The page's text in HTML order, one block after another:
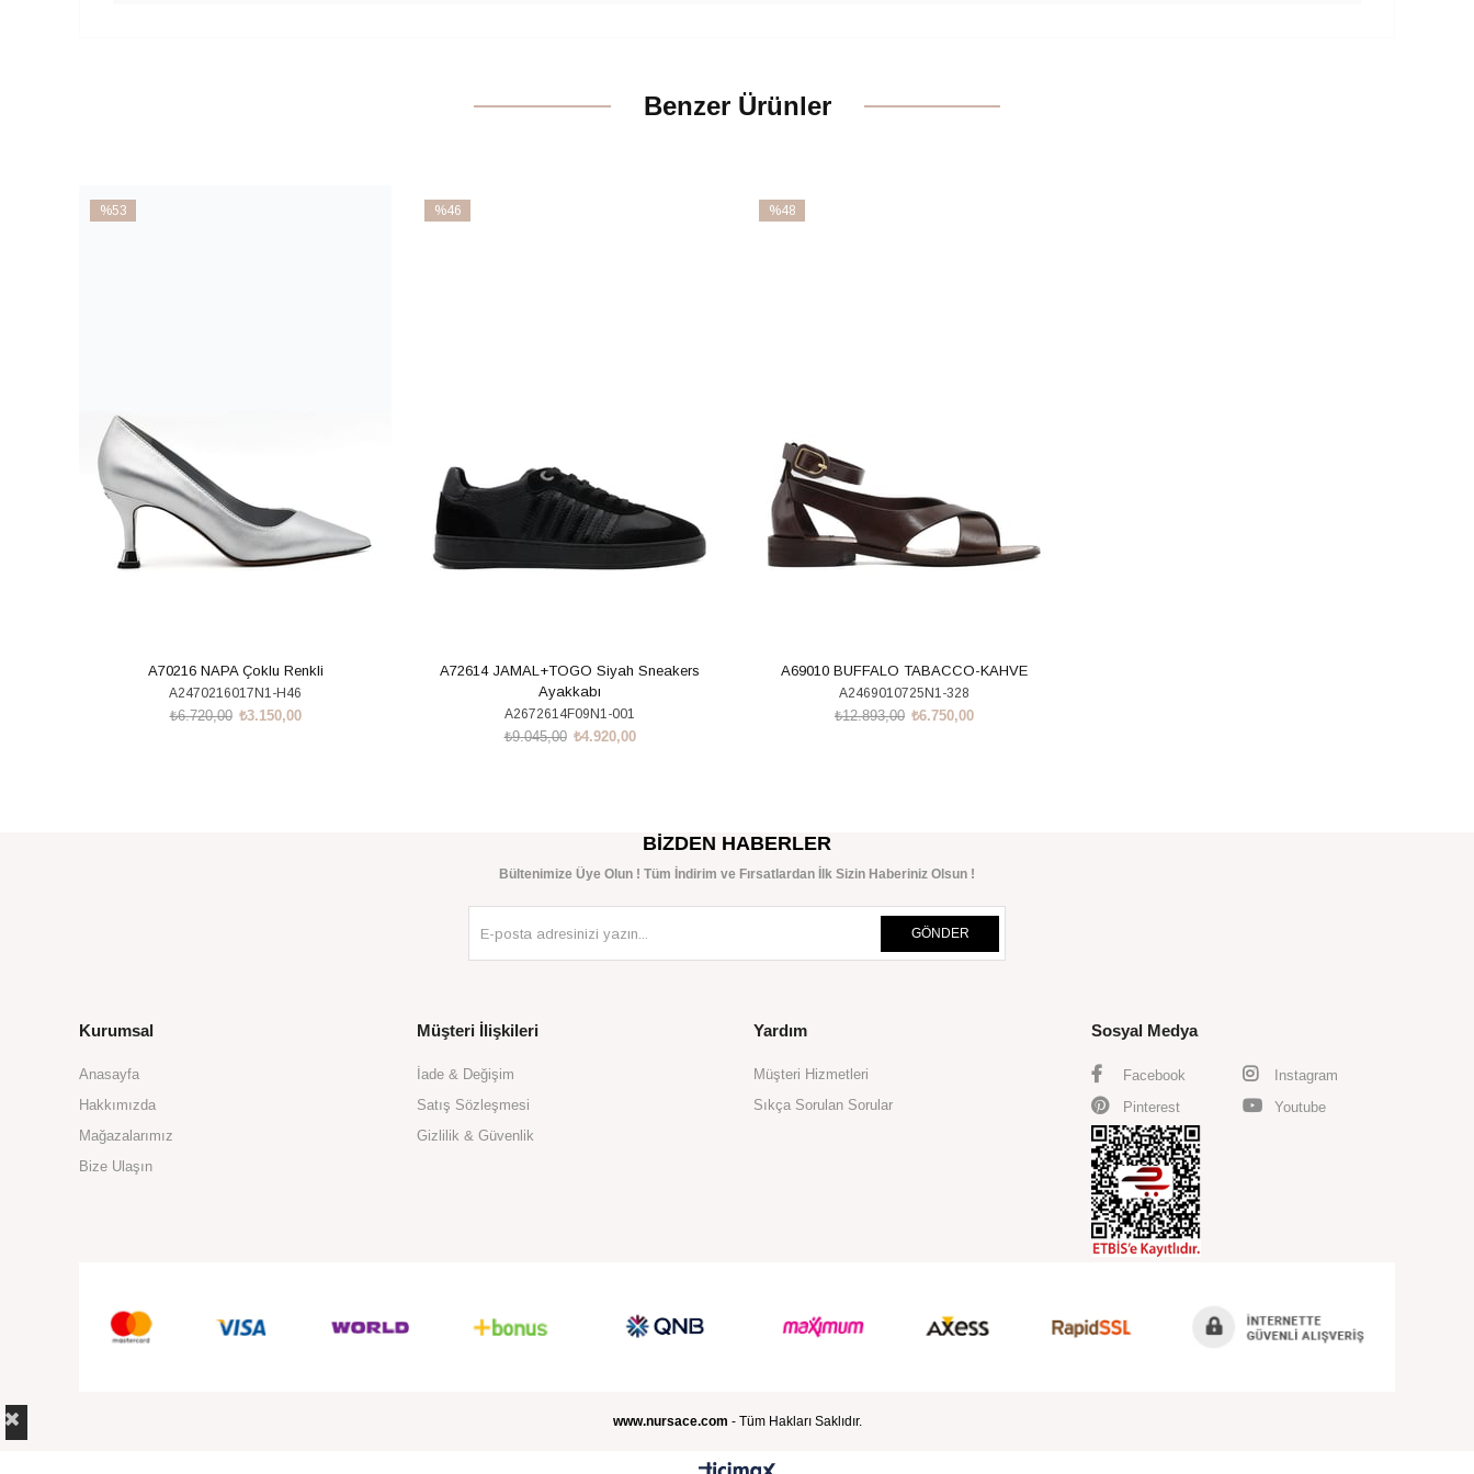
Benzer Ürünler
%53
A70216 NAPA Çoklu Renkli
A2470216017N1-H46
₺3.150,00
₺6.720,00
%46
A72614 JAMAL+TOGO Siyah Sneakers
Ayakkabı
A2672614F09N1-001
₺4.920,00
₺9.045,00
%48
A69010 BUFFALO TABACCO-KAHVE
A2469010725N1-328
₺6.750,00
₺12.893,00
BIZDEN HABERLER
Bültenimize Üye Olun ! Tüm İndirim ve Fırsatlardan İlk Sizin Haberiniz Olsun !
GÖNDER
Kurumsal
Anasayfa
Hakkımızda
Mağazalarımız
Bize Ulaşın
Müşteri İlişkileri
İade & Değişim
Satış Sözleşmesi
Gizlilik & Güvenlik
Yardım
Müşteri Hizmetleri
Sıkça Sorulan Sorular
Sosyal Medya
Facebook
Instagram
Pinterest
Youtube
www.nursace.com - Tüm Hakları Saklıdır.